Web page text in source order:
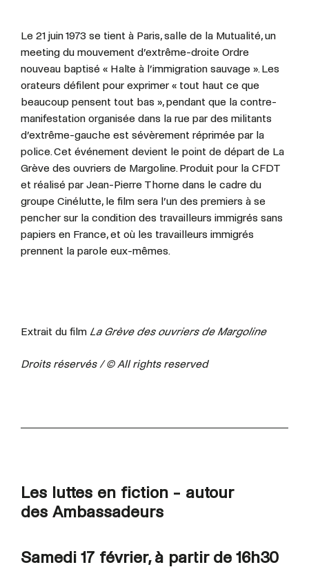
Le 21 juin 1973 se tient à Paris, salle de la Mutualité, un
meeting du mouvement d’extrême-droite Ordre
nouveau baptisé « Halte à l’immigration sauvage ». Les
orateurs défilent pour exprimer « tout haut ce que
beaucoup pensent tout bas », pendant que la contre-
manifestation organisée dans la rue par des militants
d’extrême-gauche est sévèrement réprimée par la
police. Cet événement devient le point de départ de La
Grève des ouvriers de Margoline. Produit pour la CFDT
et réalisé par Jean-Pierre Thorne dans le cadre du
groupe Cinélutte, le film sera l’un des premiers à se
pencher sur la condition des travailleurs immigrés sans
papiers en France, et où les travailleurs immigrés
prennent la parole eux-mêmes.
Extrait du film La Grève des ouvriers de Margoline
Droits réservés / © All rights reserved
Les luttes en fiction - autour
des Ambassadeurs
Samedi 17 février, à partir de 16h30